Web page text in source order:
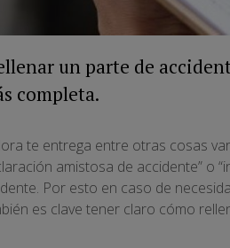
un parte de
completa.
te entrega entre otras cosas
amistosa de accidente” o
Por esto en caso de
es clave tener claro cómo